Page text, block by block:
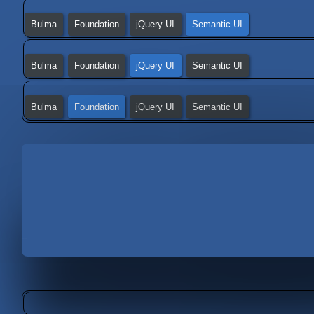
Bulma Foundation jQuery UI Semantic UI
Bulma Foundation jQuery UI Semantic UI
Bulma Foundation jQuery UI Semantic UI
--